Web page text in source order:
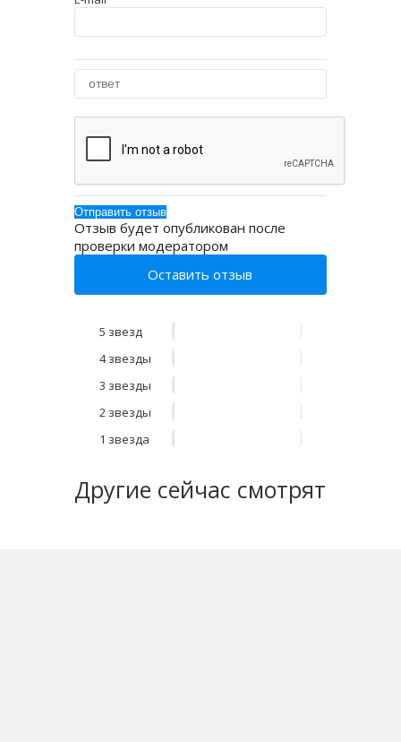
Отзыв будет опубликован после
проверки модератором
Оставить отзыв
5 звезд
4 звезды
3 звезды
2 звезды
1 звезда
Другие сейчас смотрят